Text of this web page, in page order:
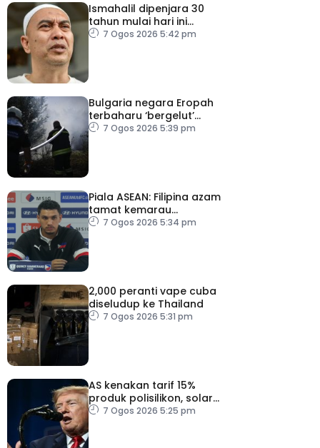
Ismahalil dipenjara 30
tahun mulai hari ini
kerana edar dadah
7 Ogos 2026 5:42 pm
Bulgaria negara Eropah
terbaharu ‘bergelut’
kebakaran hutan
7 Ogos 2026 5:39 pm
Piala ASEAN: Filipina azam
tamat kemarau
kemenangan ke atas
7 Ogos 2026 5:34 pm
2,000 peranti vape cuba
diseludup ke Thailand
7 Ogos 2026 5:31 pm
AS kenakan tarif 15%
produk polisilikon, solar
bermula Disember
7 Ogos 2026 5:25 pm